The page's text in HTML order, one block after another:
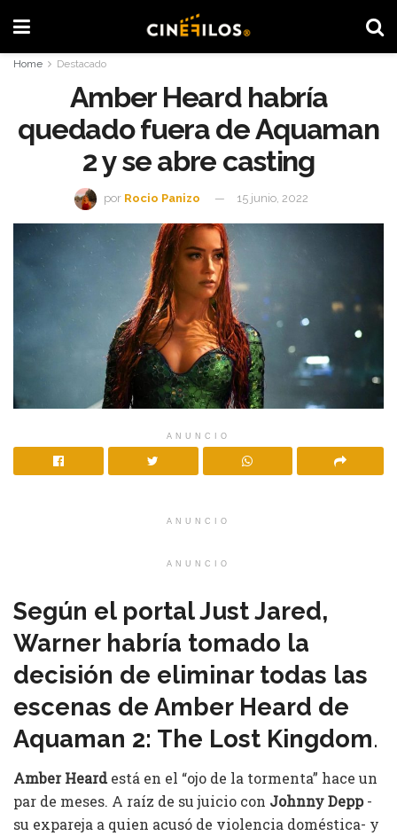
Home Destacado
Amber Heard habría
quedado fuera de Aquaman
2 y se abre casting
por Rocio Panizo 15 junio, 2022
ANUNCIO
ANUNCIO
ANUNCIO
Según el portal Just Jared,
Warner habría tomado la
decisión de eliminar todas las
escenas de Amber Heard de
Aquaman 2: The Lost Kingdom.
Amber Heardestá en el “ojo de la tormenta” hace un
par de meses. A raíz de su juicio con Johnny Depp-
su expareja a quien acusó de violencia doméstica- y